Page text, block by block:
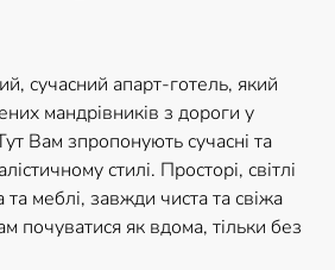
сучасний апарт-готель, який
мандрівників з дороги у
Вам зпропонують сучасні та
стилі. Просторі, світлі
та меблі, завжди чиста та свіжа
почуватися як вдома, тільки без